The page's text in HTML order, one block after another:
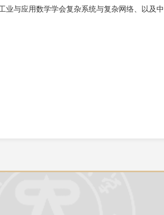
业与应用数学学会复杂系统与复杂网络、以及